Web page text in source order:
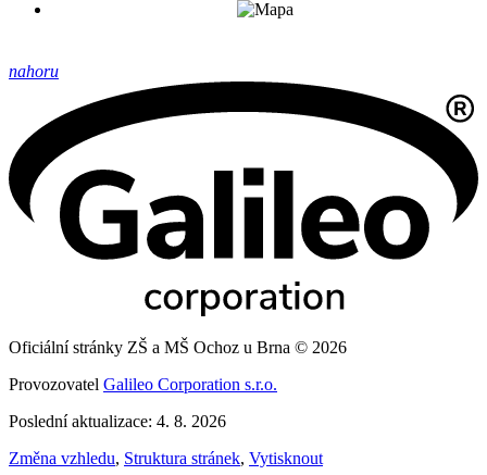
nahoru
Oficiální stránky ZŠ a MŠ Ochoz u Brna © 2026
Provozovatel Galileo Corporation s.r.o.
Poslední aktualizace: 4. 8. 2026
Změna vzhledu, Struktura stránek, Vytisknout